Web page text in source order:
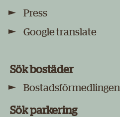
Press
Google translate
Sök bostäder
Bostadsförmedlingen
Sök parkering